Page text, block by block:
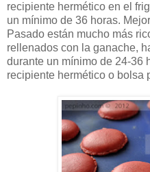
recipiente hermético en el
un mínimo de 36 horas.
Pasado están mucho más
rellenados con la ganache,
durante un mínimo de 24-36
recipiente hermético o bolsa